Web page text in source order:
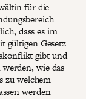
für die
dass es im
gültigen Gesetz
gibt und
wie das
zu welchem
werden